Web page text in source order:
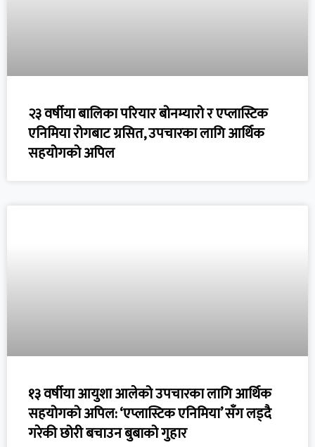
२३ वर्षीया बालिका परियार बोनम्यारो र एप्लास्टिक
एनिमिया रोगबाट ग्रसित, उपचारका लागि आर्थिक
सहयोगको अपिल
१३ वर्षीया आयुशा आलेको उपचारका लागि आर्थिक
सहयोगको अपिल: ‘एप्लास्टिक एनिमिया’ सँग लड्दै
गरेकी छोरी बचाउन बुबाको गुहार